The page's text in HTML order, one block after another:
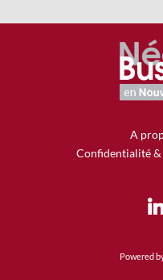
A
Confidentialité &
Powered